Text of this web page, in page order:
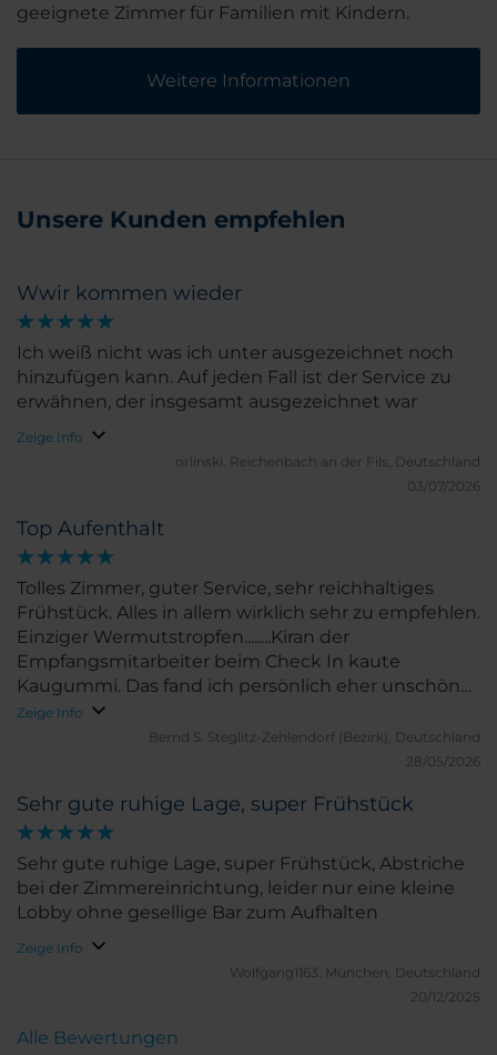
geeignete Zimmer für Familien mit Kindern.
Weitere Informationen
Unsere Kunden empfehlen
Wwir kommen wieder
Ich weiß nicht was ich unter ausgezeichnet noch
hinzufügen kann. Auf jeden Fall ist der Service zu
erwähnen, der insgesamt ausgezeichnet war
Zeige Info
orlinski.
Reichenbach an der Fils, Deutschland
03/07/2026
Top Aufenthalt
Tolles Zimmer, guter Service, sehr reichhaltiges
Frühstück. Alles in allem wirklich sehr zu empfehlen.
Einziger Wermutstropfen........Kiran der
Empfangsmitarbeiter beim Check In kaute
Kaugummi. Das fand ich persönlich eher unschön
und nicht wertschätzend ( aber das ist eher ein
persönliches Ding ).
Zeige Info
Bernd S. Steglitz-Zehlendorf (Bezirk), Deutschland
28/05/2026
Sehr gute ruhige Lage, super Frühstück
Sehr gute ruhige Lage, super Frühstück, Abstriche
bei der Zimmereinrichtung, leider nur eine kleine
Lobby ohne gesellige Bar zum Aufhalten
Zeige Info
Wolfgang1163. München, Deutschland
20/12/2025
Alle Bewertungen